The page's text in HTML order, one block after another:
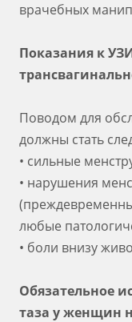
врачебных
Показания к
Поводом для
должны стать
• сильные
• нарушения
любые
• боли внизу
Обязательное
таза у женщин